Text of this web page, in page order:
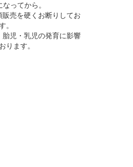
ってから。
売を硬くお断りしてお
。
児・乳児の発育に影響
ります。